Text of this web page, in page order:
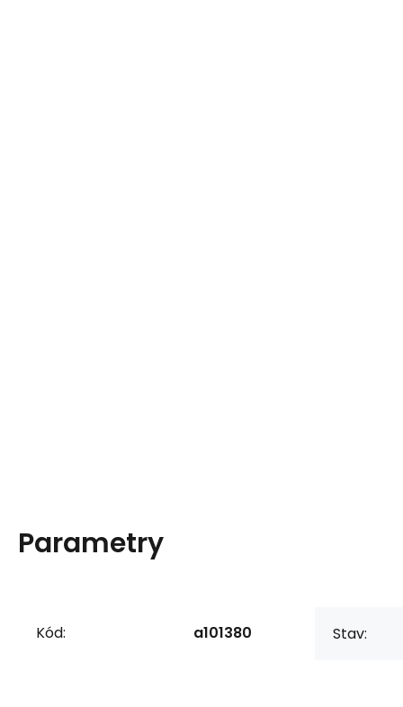
Parametry
Kód: a101380 Stav: